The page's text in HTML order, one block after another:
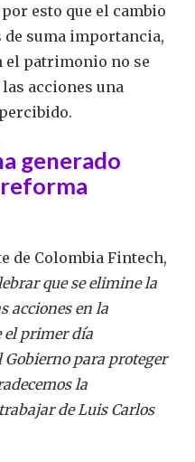
esto que el cambio
de suma importancia,
el patrimonio no se
acciones una
generado
reforma
de Colombia Fintech,
que se elimine la
acciones en la
el primer día
para proteger
la
de Luis Carlos